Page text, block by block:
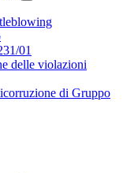
01
delle violazioni
di Gruppo